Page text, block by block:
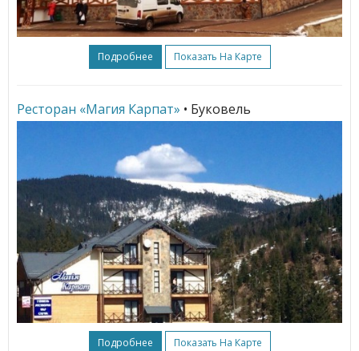
Подробнее Показать На Карте
Ресторан «Магия Карпат» • Буковель
Подробнее Показать На Карте